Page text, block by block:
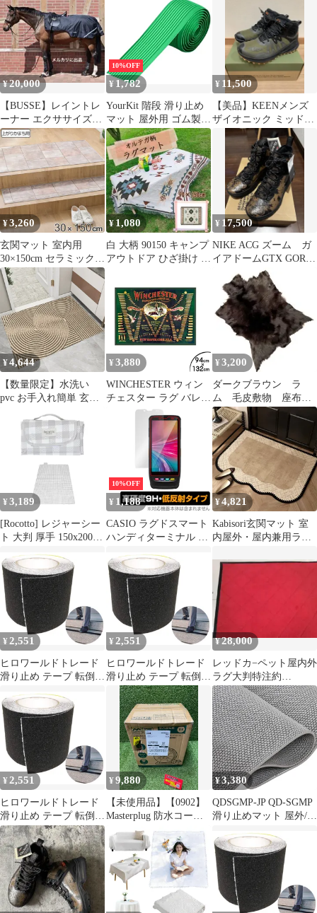
ンテリア 防音 室内 屋
外 業務用 家庭用
(60×90cm, 赤いプリン
ト柄)
ト 日本製 床シート シ
ート 床材 リメイクシー
ト 玄関マット 模様替え
リフォーム 敷くだけ 簡
単 簡単施工 DIY お手入
れ簡単 ベランダ 玄関
汚れ防止 防水性 耐久性
汚れに強い
¥20,000
【BUSSE】レイントレ
ーナー エクササイズラ
グ 馬具 馬着 乗馬用品
10%OFF
¥ 1,782
YourKit 階段 滑り止め
マット 屋外用 ゴム製
強力 テープ付き すべり
止め (グリーン, 3cmx5
ｍ)
¥ 11,500
【美品】KEENメンズ
ザイオニック ミッド
WP防水透湿 ハイク シ
¥3,260
玄関マット 室内用
30×150cm セラミックタ
イル 撥水加工 （ 玄関
マット 框 屋内 拭ける
室内 厚さ5mm キッチ
ン 撥水 防水 抗菌 防カ
ビ 滑り止め おしゃれ
かまち 細い タイル調
グレー 汚れ 拭き取り
インテリア キッチンマ
ット ）)
¥1,080
白 大柄 90150 キャンプ
アウトドア ひざ掛け ラ
¥ 17,500
NIKE ACG ズーム ガ
イアドームGTX GORE-
TEX 26.5cm
¥4,644
【数量限定】水洗い
pvc お手入れ簡単 玄関
く 風水 砂落とし おし
ゃれ 泥 玄関外マット
屋外 店舗用玄関マット
業務用玄関マット 滑り
止め付き 室内 足拭きマ
ット 北欧 80×120cm 玄
関マット カーキ
¥ 3,880
WINCHESTER ウィン
チェスター ラグ バレッ
ト W フロアマット 防
水 94cm×132cm
¥ 3,200
ダークブラウン ラ
ム 毛皮敷物 座布
団 ムートン ファー
カーミットチェア シ
ート
¥ 3,189
[Rocotto] レジャーシー
ト 大判 厚手 150x200
軽量 韓国風 くすみカラ
ー インスタ映え アウト
ドア 折りたたみ キャン
プ 洗える (チェックグ
レー)
10%OFF
¥ 1,188
CASIO ラグドスマート
ハンディターミナル IT-
ィルム OverLay 9H Plus
9H 高硬度 アンチグレ
ア 反射防止
¥4,821
Kabisori玄関マット 室
内屋外・屋内兼用ラグ
性がある北欧風玄関マ
ット 室内 洗える家庭
用・業務用滑り止め付
きおしゃれなドアマッ
ト (カーキ 50x80cm)
¥ 2,551
ヒロワールドトレード
滑り止め テープ 転倒防
タイル 床 黒色 100mm
× 10m 屋外 階段 幅 防
水 (黒色10cm*10m) [黒
色10cm×10m]
¥ 2,551
ヒロワールドトレード
滑り止め テープ 転倒防
止 ノンスリップテープ
タイル 床 黒色 100mm
× 10m 屋外 階段 幅 防
水 (黒色10cm*10m) [黒
色10cm×10m]
¥28,000
レッドカ−ペット屋内外
ラグ大判特注約
1.5m2.4mズレません
¥ 2,551
ヒロワールドトレード
滑り止め テープ 転倒防
止 ノンスリップテープ
タイル 床 黒色 100mm
× 10m 屋外 階段 幅 防
水 (黒色10cm*10m) [黒
色10cm×10m]
¥9,880
【未使用品】【0902】
Masterplug 防水コード
リール 軽量 30m 防
雨・防塵 コンセント4
口 パイロットランプ 温
度センサー内蔵 工事現
場 屋外作業 キャンプ
延長コード ドラム式
ITVP20VLSBEK
¥3,380
QDSGMP-JP QD-SGMP
滑り止めマット 屋外/屋
超撥水 PVC素材 高耐久
介護施設 病院 学校 店
舗 業務用 キッチン 浴
室 浴槽内 玄関 ドアマ
ット (グレー, (5.5mm極
厚) 0.9x1M)